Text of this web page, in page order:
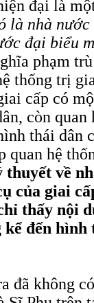
đại là
là nhà
đại biểu
phạm
thống trị
cấp có
còn
thái dân
quan hệ
thuyết về
của giai
thấy nội
kể đến hình
đã không